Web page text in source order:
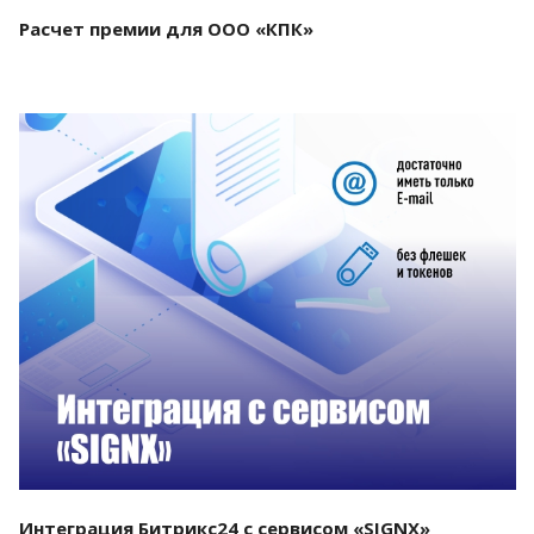
Расчет премии для ООО «КПК»
Смотреть проект
Интеграция Битрикс24 с сервисом «SIGNX»